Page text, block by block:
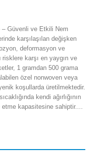
Güvenli ve Etkili Nem
karşılaşılan değişken
deformasyon ve
karşı en yaygın ve
1 gramdan 500 grama
özel nonwoven veya
koşullarda üretilmektedir.
kendi ağırlığının
kapasitesine sahiptir....